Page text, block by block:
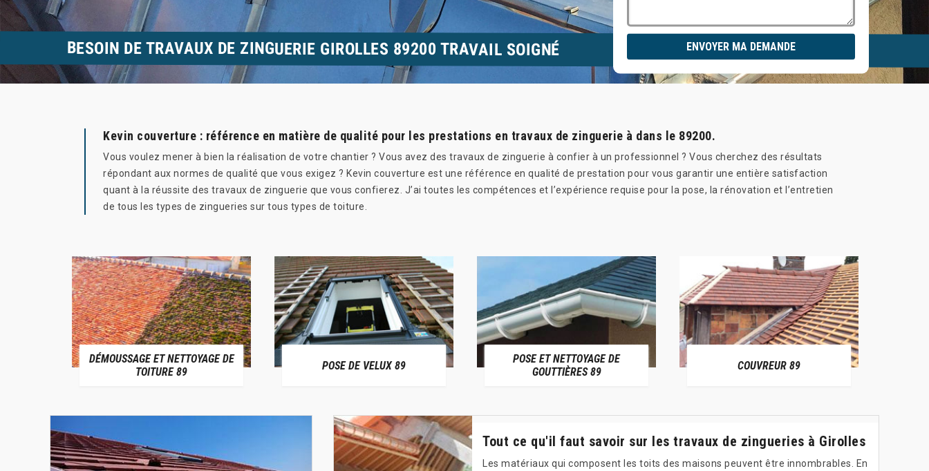
BESOIN DE TRAVAUX DE ZINGUERIE GIROLLES 89200 TRAVAIL SOIGNÉ
Kevin couverture : référence en matière de qualité pour les prestations en travaux de zinguerie à dans le 89200.
Vous voulez mener à bien la réalisation de votre chantier ? Vous avez des travaux de zinguerie à confier à un professionnel ? Vous cherchez des résultats
répondant aux normes de qualité que vous exigez ? Kevin couverture est une référence en qualité de prestation pour vous garantir une entière satisfaction
quant à la réussite des travaux de zinguerie que vous confierez. J’ai toutes les compétences et l’expérience requise pour la pose, la rénovation et l’entretien
de tous les types de zingueries sur tous types de toiture.
DÉMOUSSAGE ET NETTOYAGE DE
TOITURE 89
POSE DE VELUX 89
POSE ET NETTOYAGE DE
GOUTTIÈRES 89
COUVREUR 89
Tout ce qu'il faut savoir sur les travaux de zingueries à Girolles
Les matériaux qui composent les toits des maisons peuvent être innombrables. En